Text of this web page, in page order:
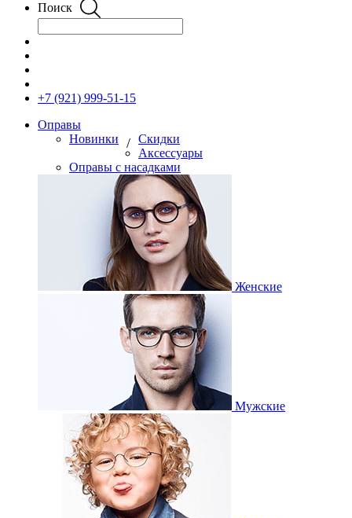
Поиск
+7 (921) 999-51-15
Оправы
Новинки
/ Скидки
Аксессуары
Оправы с насадками
Женские
Мужские